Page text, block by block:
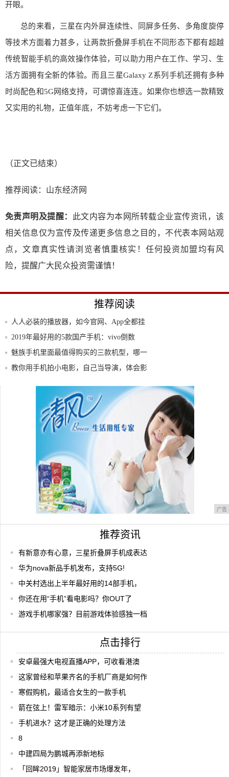
开眼。
总的来看，三星在内外屏连续性、同屏多任务、多角度旋停
等技术方面着力甚多，让两款折叠屏手机在不同形态下都有超越
传统智能手机的高效操作体验，可以助力用户在工作、学习、生
活方面拥有全新的体验。而且三星Galaxy Z系列手机还拥有多种
时尚配色和5G网络支持，可谓惊喜连连。如果你也想选一款精致
又实用的礼物，正值年底，不妨考虑一下它们。
（正文已结束）
推荐阅读： 山东经济网
免责声明及提醒：
此文内容为本网所转载企业宣传资讯，该
相关信息仅为宣传及传递更多信息之目的，不代表本网站观
点，文章真实性请浏览者慎重核实！任何投资加盟均有风
险，提醒广大民众投资需谨慎！
推荐阅读
人人必装的播放器，如今官网、App全都挂
了!
2019年最好用的5款国产手机：vivo倒数
魅族手机里面最值得购买的三款机型，哪一
款最适
教你用手机拍小电影，自己当导演，体会影
一切很美只因有你：我的魅族历代23款手
广告
推荐资讯
有新意亦有心意，三星折叠屏手机成表达
华为nova新品手机发布，支持5G!
中关村选出上半年最好用的14部手机，
你还在用“手机”看电影吗？你OUT了
游戏手机哪家强？目前游戏体验感独一档
点击排行
安卓最强大电视直播APP，可收看港澳
这家曾经和苹果齐名的手机厂商是如何作
寒假购机，最适合女生的一款手机
箭在弦上！雷军暗示：小米10系列有望
手机进水？这才是正确的处理方法
8
中建四局为鹏城再添新地标
「回眸2019」智能家居市场爆发年，